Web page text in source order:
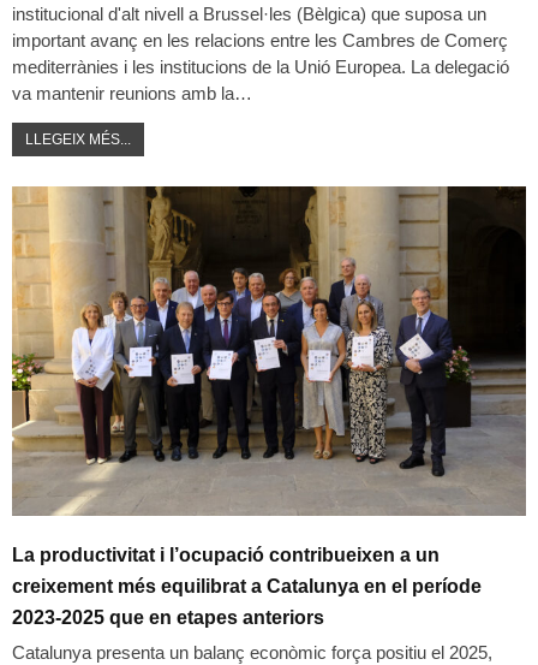
institucional d'alt nivell a Brussel·les (Bèlgica) que suposa un
important avanç en les relacions entre les Cambres de Comerç
mediterrànies i les institucions de la Unió Europea. La delegació
va mantenir reunions amb la…
LLEGEIX MÉS...
La productivitat i l’ocupació contribueixen a un
creixement més equilibrat a Catalunya en el període
2023-2025 que en etapes anteriors
Catalunya presenta un balanç econòmic força positiu el 2025,